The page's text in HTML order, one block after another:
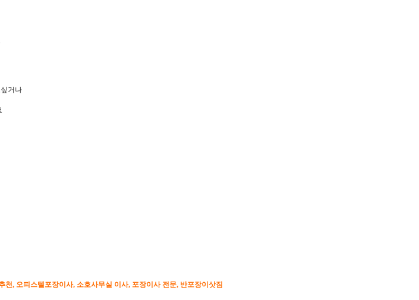
거나
, 오피스텔포장이사, 소호사무실 이사, 포장이사 전문, 반포장이삿짐